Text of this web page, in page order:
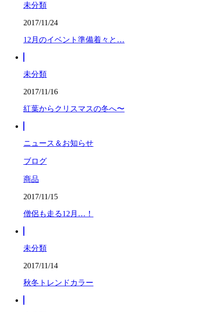
未分類
2017/11/24
12月のイベント準備着々と…
未分類
2017/11/16
紅葉からクリスマスの冬へ〜
ニュース＆お知らせ
ブログ
商品
2017/11/15
僧侶も走る12月…！
未分類
2017/11/14
秋冬トレンドカラー